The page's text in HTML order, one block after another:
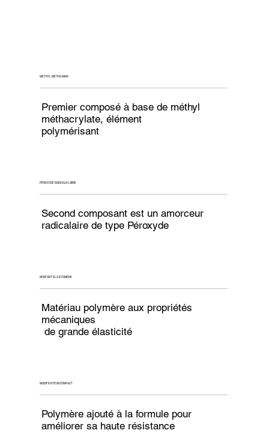
Premier composé à base de méthyl
méthacrylate, élément
polymérisant
METHYL METHA MMA
Second composant est un amorceur
radicalaire de type Péroxyde
PÉROXYDE RADICAUX LIBRE
Matériau polymère aux propriétés
mécaniques
de grande élasticité
RENFORT ÉLASTOMÈRE
Polymère ajouté à la formule pour
améliorer sa haute résistance
MODIFICATEUR D'IMPACT